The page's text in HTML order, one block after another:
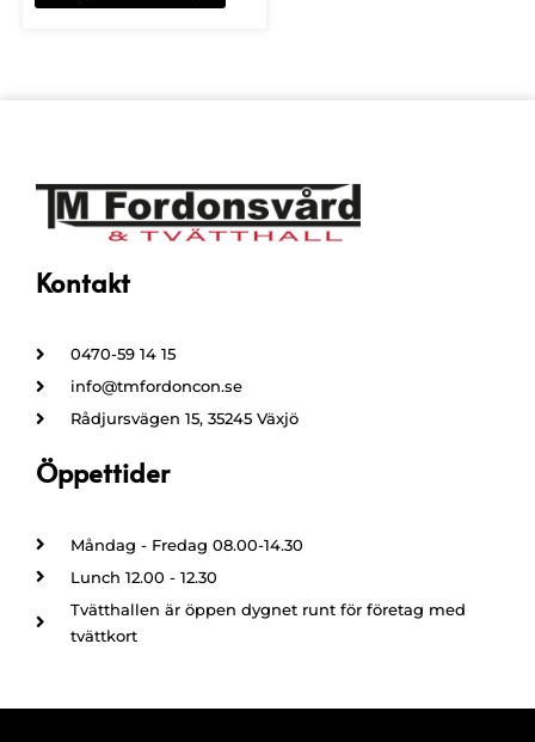
Kontakt
0470-59 14 15
info@tmfordoncon.se
Rådjursvägen 15, 35245 Växjö
Öppettider
Måndag - Fredag 08.00-14.30
Lunch 12.00 - 12.30
Tvätthallen är öppen dygnet runt för företag med
tvättkort